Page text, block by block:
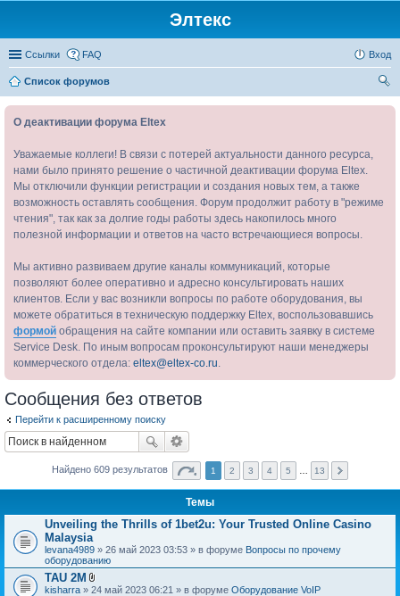
Элтекс
Ссылки FAQ Вход
Список форумов
О деактивации форума Eltex
Уважаемые коллеги! В связи с потерей актуальности данного ресурса,
нами было принято решение о частичной деактивации форума Eltex.
Мы отключили функции регистрации и создания новых тем, а также
возможность оставлять сообщения. Форум продолжит работу в "режиме
чтения", так как за долгие годы работы здесь накопилось много
полезной информации и ответов на часто встречающиеся вопросы.
Мы активно развиваем другие каналы коммуникаций, которые
позволяют более оперативно и адресно консультировать наших
клиентов. Если у вас возникли вопросы по работе оборудования, вы
можете обратиться в техническую поддержку Eltex, воспользовавшись
формой обращения на сайте компании или оставить заявку в системе
Service Desk. По иным вопросам проконсультируют наши менеджеры
коммерческого отдела: eltex@eltex-co.ru.
Сообщения без ответов
Перейти к расширенному поиску
Найдено 609 результатов 1 2 3 4 5 13
Темы
Unveiling the Thrills of 1bet2u: Your Trusted Online Casino
Malaysia
levana4989 » 26 май 2023 03:53 » в форуме Вопросы по прочему
оборудованию
TAU 2M
В
kisharra » 24 май 2023 06:21 » в форуме Оборудование VoIP